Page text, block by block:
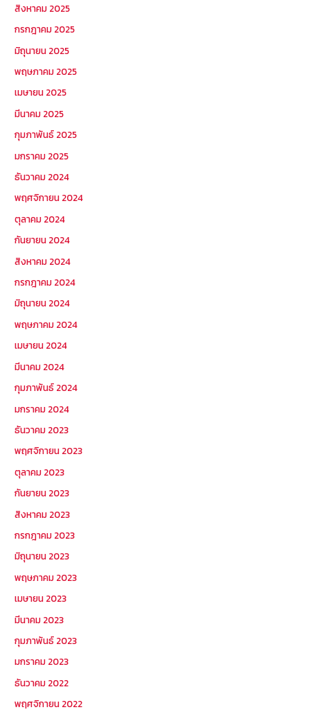
สิงหาคม 2025
กรกฎาคม 2025
มิถุนายน 2025
พฤษภาคม 2025
เมษายน 2025
มีนาคม 2025
กุมภาพันธ์ 2025
มกราคม 2025
ธันวาคม 2024
พฤศจิกายน 2024
ตุลาคม 2024
กันยายน 2024
สิงหาคม 2024
กรกฎาคม 2024
มิถุนายน 2024
พฤษภาคม 2024
เมษายน 2024
มีนาคม 2024
กุมภาพันธ์ 2024
มกราคม 2024
ธันวาคม 2023
พฤศจิกายน 2023
ตุลาคม 2023
กันยายน 2023
สิงหาคม 2023
กรกฎาคม 2023
มิถุนายน 2023
พฤษภาคม 2023
เมษายน 2023
มีนาคม 2023
กุมภาพันธ์ 2023
มกราคม 2023
ธันวาคม 2022
พฤศจิกายน 2022